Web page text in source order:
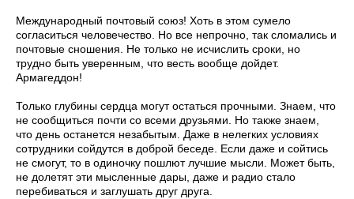
Международный почтовый союз! Хоть в этом сумело
согласиться человечество. Но все непрочно, так сломались и
почтовые сношения. Не только не исчислить сроки, но
трудно быть уверенным, что весть вообще дойдет.
Армагеддон!
Только глубины сердца могут остаться прочными. Знаем, что
не сообщиться почти со всеми друзьями. Но также знаем,
что день останется незабытым. Даже в нелегких условиях
сотрудники сойдутся в доброй беседе. Если даже и сойтись
не смогут, то в одиночку пошлют лучшие мысли. Может быть,
не долетят эти мысленные дары, даже и радио стало
перебиваться и заглушать друг друга.